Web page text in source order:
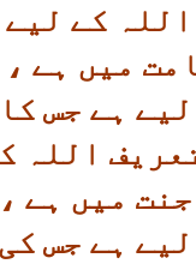
کے
میں ہے
ہے جس
اللہ
میں ہے
ہے جس